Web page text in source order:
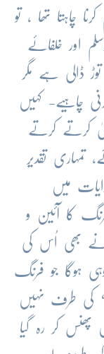
چاہتا تھا ، تو
اور خلفائے
ڈالی ہے مگر
چاہیے- کہیں
کرتے کرتے
تمہاری تقدیر
میں
کا آئین و
نے بھی اُس کی
ہوگا جو فرنگ
کی طرف نہیں
کر رہ گیا